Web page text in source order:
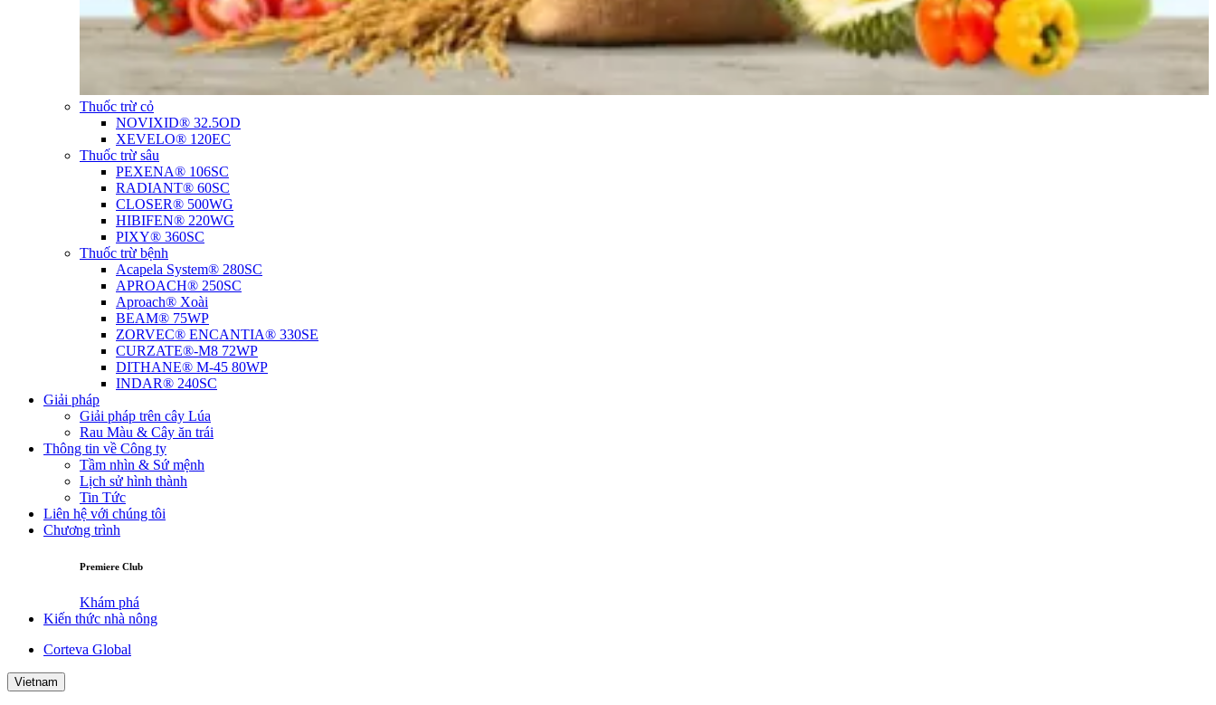
Thuốc trừ cỏ
NOVIXID® 32.5OD
XEVELO® 120EC
Thuốc trừ sâu
PEXENA® 106SC
RADIANT® 60SC
CLOSER® 500WG
HIBIFEN® 220WG
PIXY® 360SC
Thuốc trừ bệnh
Acapela System® 280SC
APROACH® 250SC
Aproach® Xoài
BEAM® 75WP
ZORVEC® ENCANTIA® 330SE
CURZATE®-M8 72WP
DITHANE® M-45 80WP
INDAR® 240SC
Giải pháp
Giải pháp trên cây Lúa
Rau Màu & Cây ăn trái
Thông tin về Công ty
Tầm nhìn & Sứ mệnh
Lịch sử hình thành
Tin Tức
Liên hệ với chúng tôi
Chương trình
Premiere Club
Khám phá
Kiến thức nhà nông
Corteva Global
Vietnam